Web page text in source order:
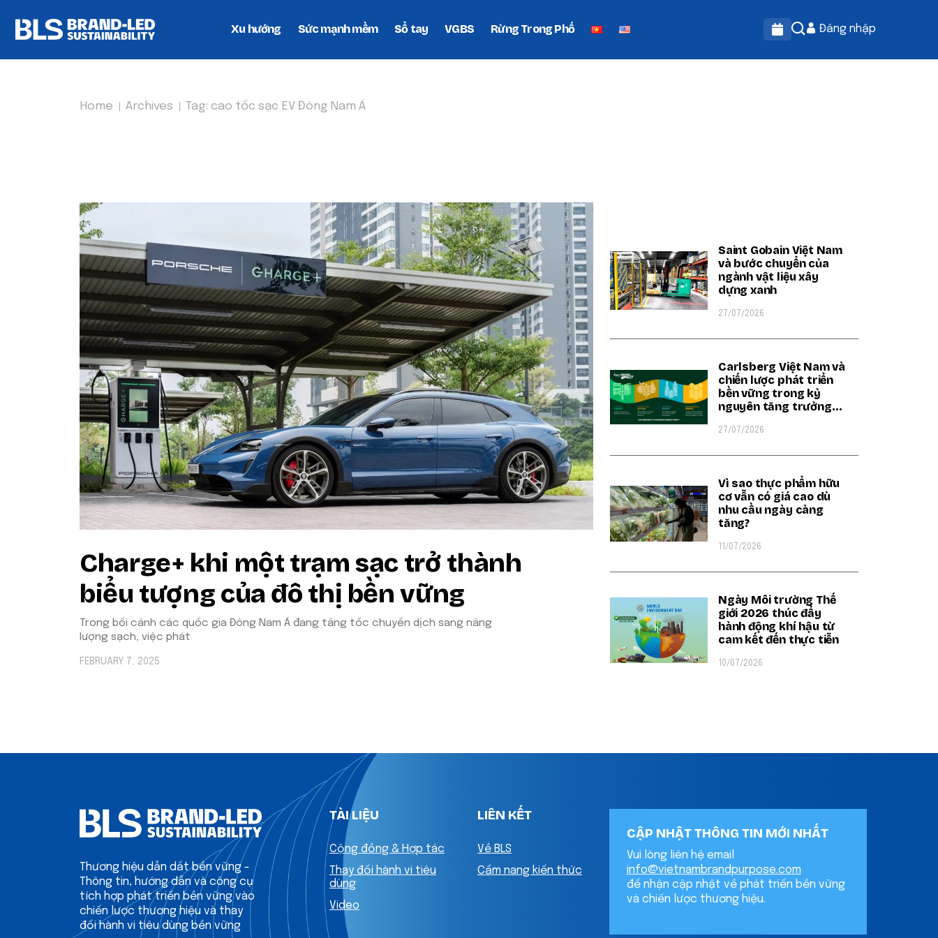
Xu hướng Sức mạnh mềm Sổ tay VGBS Rừng Trong Phố Đăng nhập
Home Archives Tag: cao tốc sạc EV Đông Nam Á
Charge+ khi một trạm sạc trở thành
biểu tượng của đô thị bền vững
Trong bối cảnh các quốc gia Đông Nam Á đang tăng tốc chuyển dịch sang năng
lượng sạch, việc phát
FEBRUARY 7, 2025
Saint Gobain Việt Nam
và bước chuyển của
ngành vật liệu xây
dựng xanh
27/07/2026
Carlsberg Việt Nam và
chiến lược phát triển
bền vững trong kỷ
nguyên tăng trưởng
27/07/2026
Vì sao thực phẩm hữu
cơ vẫn có giá cao dù
nhu cầu ngày càng
tăng?
11/07/2026
Ngày Môi trường Thế
giới 2026 thúc đẩy
hành động khí hậu từ
cam kết đến thực tiễn
10/07/2026
Thương hiệu dẫn dắt bền vững -
Thông tin, hướng dẫn và công cụ
tích hợp phát triển bền vững vào
chiến lược thương hiệu và thay
đổi hành vi tiêu dùng bền vững
TÀI LIỆU
Cộng đồng & Hợp tác
Thay đổi hành vi tiêu
dùng
Video
LIÊN KẾT
Về BLS
Cẩm nang kiến thức
CẬP NHẬT THÔNG TIN MỚI NHẤT
Vui lòng liên hệ email
info@vietnambrandpurpose.com
để nhận cập nhật về phát triển bền vững
và chiến lược thương hiệu.